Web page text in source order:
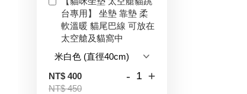
台專用】 坐墊 靠墊 柔
軟溫暖 貓尾巴線 可放在
太空艙及貓窩中
NT$ 400
NT$ 450
- +